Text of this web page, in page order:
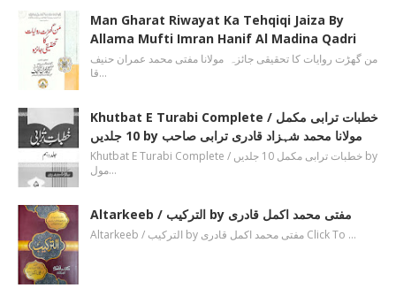
Man Gharat Riwayat Ka Tehqiqi Jaiza By
Allama Mufti Imran Hanif Al Madina Qadri
من گھڑت روایات کا تحقیقی جائزہ مولانا مفتی محمد عمران حنیف
قا…
Khutbat E Turabi Complete / خطبات ترابی مکمل
10 جلدیں by مولانا محمد شہزاد قادری ترابی صاحب
Khutbat E Turabi Complete / خطبات ترابی مکمل 10 جلدیں by
مول…
Altarkeeb / الترکیب by مفتی محمد اکمل قادری
Altarkeeb / الترکیب by مفتی محمد اکمل قادری Click To …